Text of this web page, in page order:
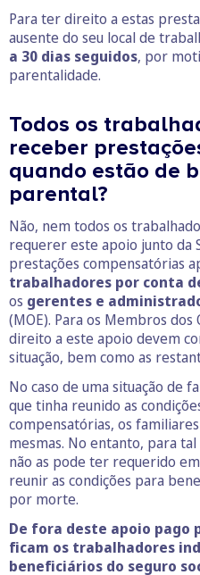
Para ter direito a estas
ausente do seu local de
a 30 dias seguidos, por
parentalidade.
Todos os
receber
quando estão de
parental?
Não, nem todos os
requerer este apoio junto da
prestações compensatórias
trabalhadores por conta
os gerentes e
(MOE). Para os Membros
direito a este apoio devem
situação, bem como as
No caso de uma situação de
que tinha reunido as
compensatórias, os
mesmas. No entanto, para
não as pode ter requerido
reunir as condições para
por morte.
De fora deste apoio pago
ficam os trabalhadores
beneficiários do seguro